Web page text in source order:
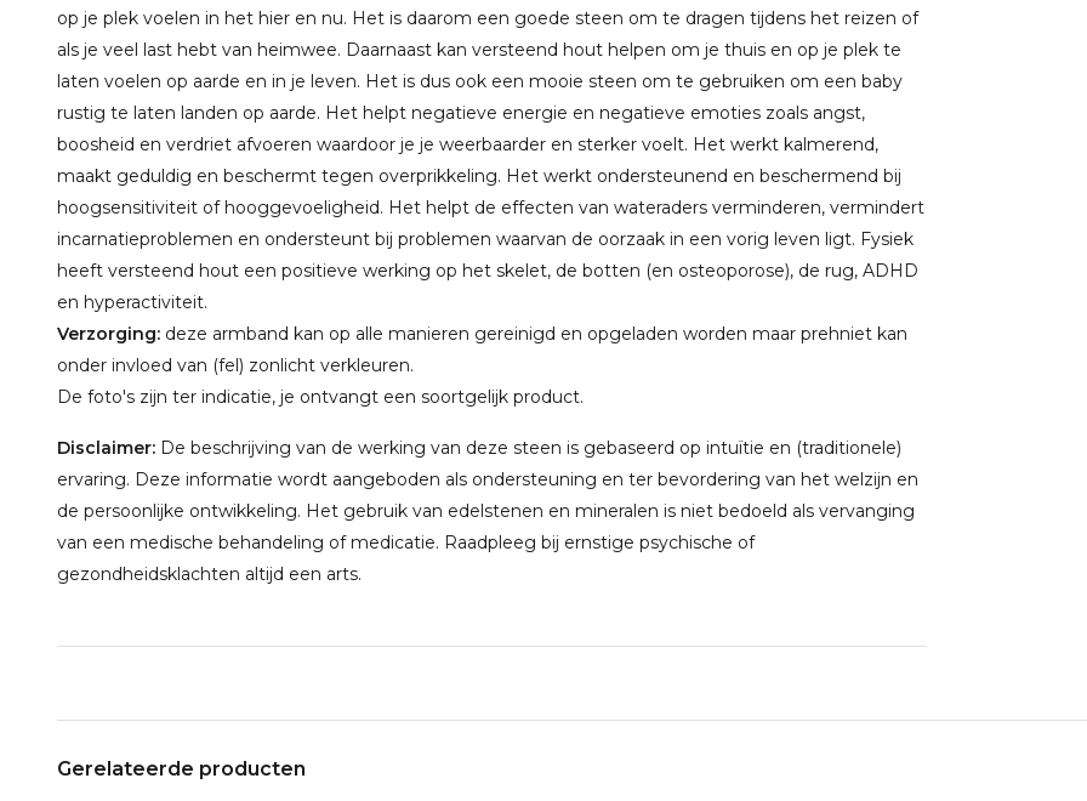
op je plek voelen in het hier en nu. Het is daarom een goede steen om te dragen tijdens het reizen of
als je veel last hebt van heimwee. Daarnaast kan versteend hout helpen om je thuis en op je plek te
laten voelen op aarde en in je leven. Het is dus ook een mooie steen om te gebruiken om een baby
rustig te laten landen op aarde. Het helpt negatieve energie en negatieve emoties zoals angst,
boosheid en verdriet afvoeren waardoor je je weerbaarder en sterker voelt. Het werkt kalmerend,
maakt geduldig en beschermt tegen overprikkeling. Het werkt ondersteunend en beschermend bij
hoogsensitiviteit of hooggevoeligheid. Het helpt de effecten van wateraders verminderen, vermindert
incarnatieproblemen en ondersteunt bij problemen waarvan de oorzaak in een vorig leven ligt. Fysiek
heeft versteend hout een positieve werking op het skelet, de botten (en osteoporose), de rug, ADHD
en hyperactiviteit.
Verzorging: deze armband kan op alle manieren gereinigd en opgeladen worden maar prehniet kan
onder invloed van (fel) zonlicht verkleuren.
De foto's zijn ter indicatie, je ontvangt een soortgelijk product.
Disclaimer: De beschrijving van de werking van deze steen is gebaseerd op intuïtie en (traditionele)
ervaring. Deze informatie wordt aangeboden als ondersteuning en ter bevordering van het welzijn en
de persoonlijke ontwikkeling. Het gebruik van edelstenen en mineralen is niet bedoeld als vervanging
van een medische behandeling of medicatie. Raadpleeg bij ernstige psychische of
gezondheidsklachten altijd een arts.
Gerelateerde producten